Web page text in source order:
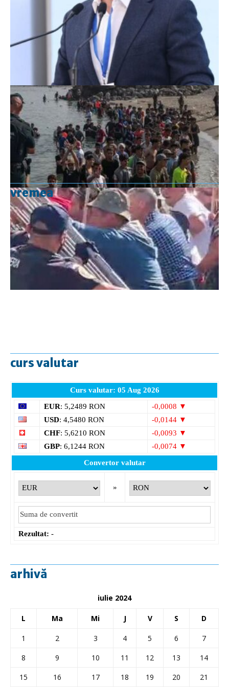
vremea
curs valutar
Curs valutar: 05 Aug 2026
EUR: 5,2489 RON
-0,0008 ▼
USD: 4,5480 RON
-0,0144 ▼
CHF: 5,6210 RON
-0,0093 ▼
GBP: 6,1244 RON
-0,0074 ▼
Convertor valutar
»
Rezultat: -
arhivă
iulie 2024
L Ma Mi J V S D
1 2 3 4 5 6
7
8
9 10 11 12 13
14
15
16 17 18 19 20
21